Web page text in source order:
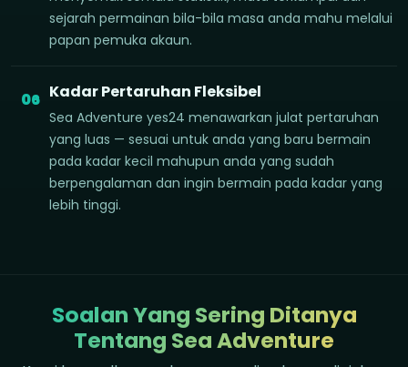
sejarah permainan bila-bila masa anda mahu melalui
papan pemuka akaun.
06 Kadar Pertaruhan Fleksibel
Sea Adventure yes24 menawarkan julat pertaruhan
yang luas — sesuai untuk anda yang baru bermain
pada kadar kecil mahupun anda yang sudah
berpengalaman dan ingin bermain pada kadar yang
lebih tinggi.
Soalan Yang Sering Ditanya
Tentang Sea Adventure